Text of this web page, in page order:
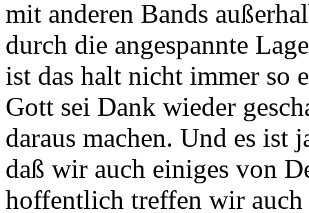
mit anderen Bands
durch die angespannte
ist das halt nicht immer so
Gott sei Dank wieder
daraus machen. Und es ist
daß wir auch einiges von
hoffentlich treffen wir auch